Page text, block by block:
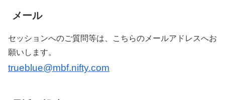
メール
セッションへのご質問等は、こちらのメールアドレスへお
願いします。
trueblue@mbf.nifty.com